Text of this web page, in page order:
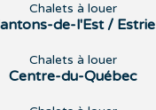
Chalets à louer
de-l'Est / Estrie
Chalets à louer
Centre-du-Québec